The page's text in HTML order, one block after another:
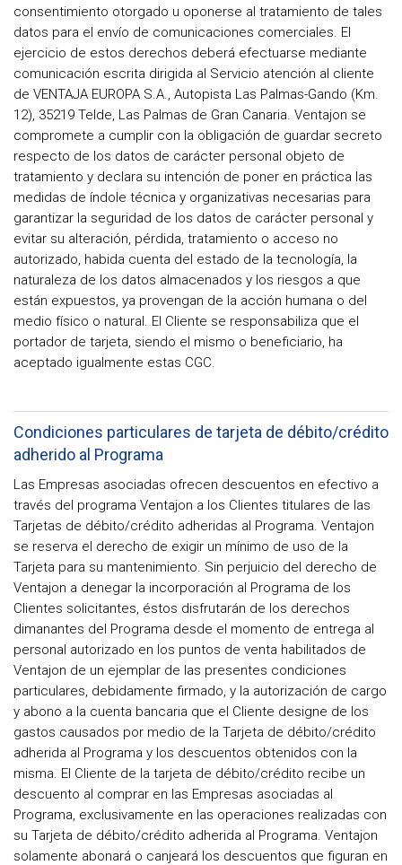
consentimiento otorgado u oponerse al tratamiento de tales
datos para el envío de comunicaciones comerciales. El
ejercicio de estos derechos deberá efectuarse mediante
comunicación escrita dirigida al Servicio atención al cliente
de VENTAJA EUROPA S.A., Autopista Las Palmas-Gando (Km.
12), 35219 Telde, Las Palmas de Gran Canaria. Ventajon se
compromete a cumplir con la obligación de guardar secreto
respecto de los datos de carácter personal objeto de
tratamiento y declara su intención de poner en práctica las
medidas de índole técnica y organizativas necesarias para
garantizar la seguridad de los datos de carácter personal y
evitar su alteración, pérdida, tratamiento o acceso no
autorizado, habida cuenta del estado de la tecnología, la
naturaleza de los datos almacenados y los riesgos a que
están expuestos, ya provengan de la acción humana o del
medio físico o natural. El Cliente se responsabiliza que el
portador de tarjeta, siendo el mismo o beneficiario, ha
aceptado igualmente estas CGC.
Condiciones particulares de tarjeta de débito/crédito
adherido al Programa
Las Empresas asociadas ofrecen descuentos en efectivo a
través del programa Ventajon a los Clientes titulares de las
Tarjetas de débito/crédito adheridas al Programa. Ventajon
se reserva el derecho de exigir un mínimo de uso de la
Tarjeta para su mantenimiento. Sin perjuicio del derecho de
Ventajon a denegar la incorporación al Programa de los
Clientes solicitantes, éstos disfrutarán de los derechos
dimanantes del Programa desde el momento de entrega al
personal autorizado en los puntos de venta habilitados de
Ventajon de un ejemplar de las presentes condiciones
particulares, debidamente firmado, y la autorización de cargo
y abono a la cuenta bancaria que el Cliente designe de los
gastos causados por medio de la Tarjeta de débito/crédito
adherida al Programa y los descuentos obtenidos con la
misma. El Cliente de la tarjeta de débito/crédito recibe un
descuento al comprar en las Empresas asociadas al
Programa, exclusivamente en las operaciones realizadas con
su Tarjeta de débito/crédito adherida al Programa. Ventajon
solamente abonará o canjeará los descuentos que figuran en